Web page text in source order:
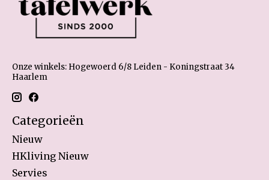
Onze winkels: Hogewoerd 6/8 Leiden - Koningstraat 34
Haarlem
Categorieën
Nieuw
HKliving Nieuw
Servies